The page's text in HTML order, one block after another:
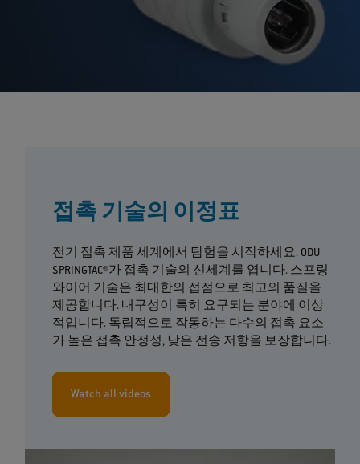
접촉 기술의 이정표
전기 접촉 제품 세계에서 탐험을 시작하세요. ODU
SPRINGTAC®가 접촉 기술의 신세계를 엽니다. 스프링
와이어 기술은 최대한의 접점으로 최고의 품질을
제공합니다. 내구성이 특히 요구되는 분야에 이상
적입니다. 독립적으로 작동하는 다수의 접촉 요소
가 높은 접촉 안정성, 낮은 전송 저항을 보장합니다.
Watch all videos